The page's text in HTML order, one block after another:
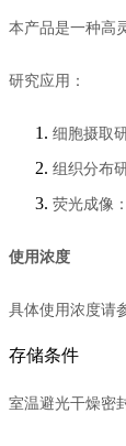
本产品是一种高
研究应用：
细胞摄取
组织分布
荧光成像
使用浓度
具体使用浓度请
存储条件
室温避光干燥密